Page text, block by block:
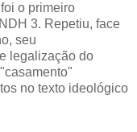
o primeiro
3. Repetiu, face
seu
legalização do
no texto ideológico